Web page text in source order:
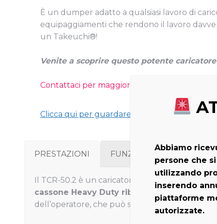
È un dumper adatto a qualsiasi lavoro di
equipaggiamenti che rendono il lavoro
un Takeuchi®!
Venite a scoprire questo potente
Contattaci per maggiori informazioni sul
Clicca qui per guardare il video YouTubedel
PRESTAZIONI FUNZIONAMENTO
Il TCR-50.2 è un caricatore cingolato dalle
cassone Heavy Duty ribaltabile
di ben
dell’operatore, che può scaricare grandi
Abbiamo
persone che
utilizzando
inserendo
piattaforme
autorizzate.